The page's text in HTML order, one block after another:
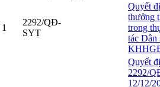
1
2292/QĐ-
SYT
Quyết
thưởng
trong
tác Dân
Quyết
2292/
12/12/